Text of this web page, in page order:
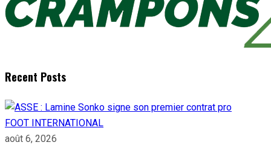
Recent Posts
FOOT INTERNATIONAL
août 6, 2026